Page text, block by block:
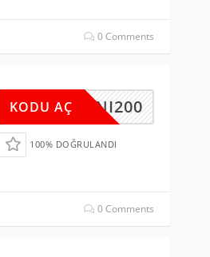
0 Comments
YENI200
KODU AÇ
100% DOĞRULANDI
0 Comments